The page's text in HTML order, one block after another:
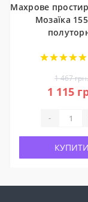
Махрове
Мозаїка
1 467 грн.
1 115
-
КУПИТИ